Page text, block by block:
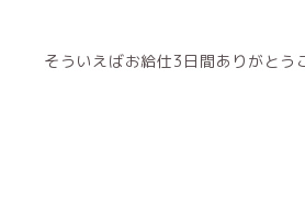
そういえばお給仕3日間ありがとう